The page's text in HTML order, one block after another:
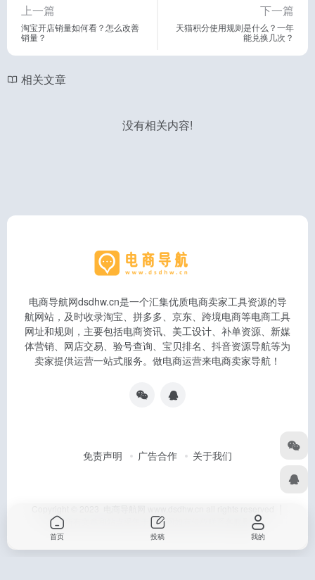
上一篇
淘宝开店销量如何看？怎么改善
销量？
下一篇
天猫积分使用规则是什么？一年
能兑换几次？
相关文章
没有相关内容!
电商导航网dsdhw.cn是一个汇集优质电商卖家工具资源的导
航网站，及时收录淘宝、拼多多、京东、跨境电商等电商工具
网址和规则，主要包括电商资讯、美工设计、补单资源、新媒
体营销、网店交易、验号查询、宝贝排名、抖音资源导航等为
卖家提供运营一站式服务。做电商运营来电商卖家导航！
免责声明 广告合作 关于我们
本站所有文章和站点采集于互联网如有侵权联系客服删除
首页 投稿 我的